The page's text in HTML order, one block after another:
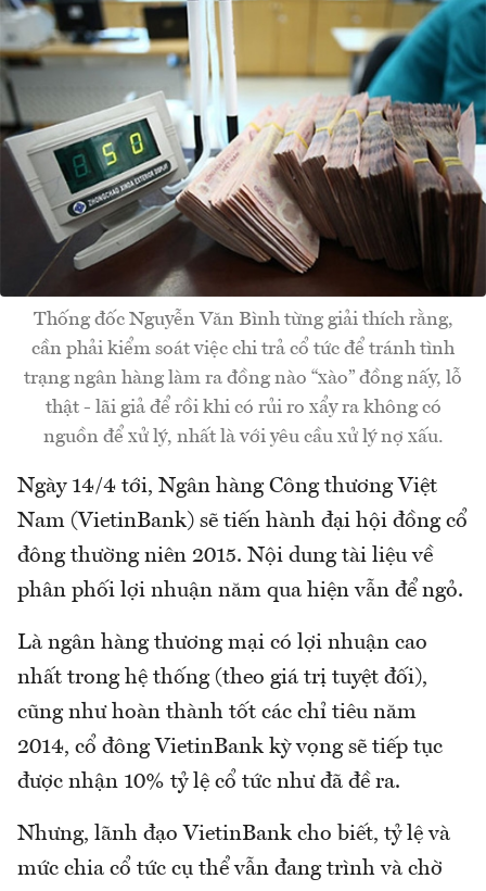
Thống đốc Nguyễn Văn Bình từng giải thích rằng,
cần phải kiểm soát việc chi trả cổ tức để tránh tình
trạng ngân hàng làm ra đồng nào “xào” đồng nấy, lỗ
thật - lãi giả để rồi khi có rủi ro xẩy ra không có
nguồn để xử lý, nhất là với yêu cầu xử lý nợ xấu.
Ngày 14/4 tới, Ngân hàng Công thương Việt
Nam (VietinBank) sẽ tiến hành đại hội đồng cổ
đông thường niên 2015. Nội dung tài liệu về
phân phối lợi nhuận năm qua hiện vẫn để ngỏ.
Là ngân hàng thương mại có lợi nhuận cao
nhất trong hệ thống (theo giá trị tuyệt đối),
cũng như hoàn thành tốt các chỉ tiêu năm
2014, cổ đông VietinBank kỳ vọng sẽ tiếp tục
được nhận 10% tỷ lệ cổ tức như đã đề ra.
Nhưng, lãnh đạo VietinBank cho biết, tỷ lệ và
mức chia cổ tức cụ thể vẫn đang trình và chờ